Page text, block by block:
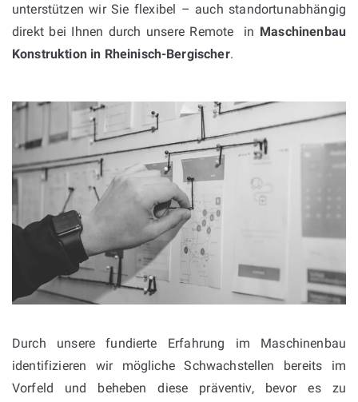
unterstützen wir Sie flexibel – auch standortunabhängig
direkt bei Ihnen durch unsere Remote in Maschinenbau
Konstruktion in Rheinisch-Bergischer.
Durch unsere fundierte Erfahrung im Maschinenbau
identifizieren wir mögliche Schwachstellen bereits im
Vorfeld und beheben diese präventiv, bevor es zu